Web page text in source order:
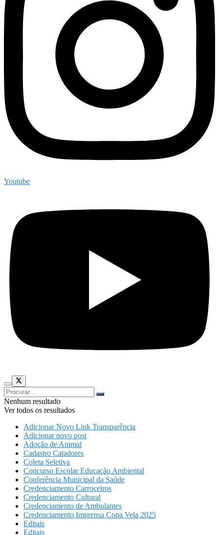
Youtube
Nenhum resultado
Ver todos os resultados
Adicionar Novo Link Transparência
Adicionar novo post
Adoção de Animal
Cadastro Catadores
Coleta Seletiva
Concurso Escolar Educação Ambiental
Conferência Municipal da Saúde
Credenciamento Carroceiros
Credenciamento Cultural
Credenciamento de Ambulantes
Credenciamento Imprensa Copa Vela 2025
Editais
Editais